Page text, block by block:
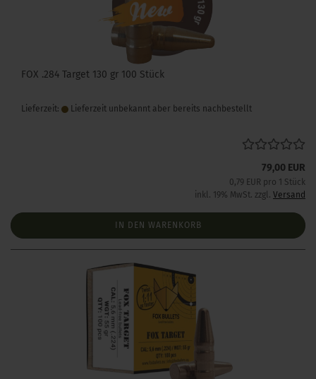
FOX .284 Target 130 gr 100 Stück
Lieferzeit: Lieferzeit unbekannt aber bereits nachbestellt
79,00 EUR
0,79 EUR pro 1 Stück
inkl. 19% MwSt. zzgl. Versand
IN DEN WARENKORB